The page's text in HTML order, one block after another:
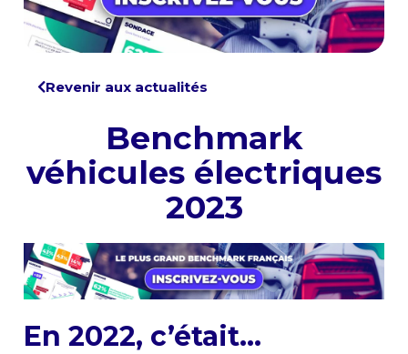
Revenir aux actualités
Benchmark
véhicules électriques
2023
En 2022, c’était…